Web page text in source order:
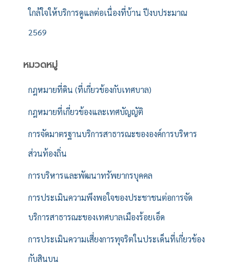
ใกล้ใจให้บริการดูแลต่อเนื่องที่บ้าน ปีงบประมาณ
2569
หมวดหมู่
กฎหมายที่ดิน (ที่เกี่ยวข้องกับเทศบาล)
กฎหมายที่เกี่ยวข้องและเทศบัญญัติ
การจัดมาตรฐานบริการสาธารณะขององค์การบริหาร
ส่วนท้องถิ่น
การบริหารและพัฒนาทรัพยากรบุคคล
การประเมินความพึงพอใจของประชาชนต่อการจัด
บริการสาธารณะของเทศบาลเมืองร้อยเอ็ด
การประเมินความเสี่ยงการทุจริตในประเด็นที่เกี่ยวข้อง
กับสินบน